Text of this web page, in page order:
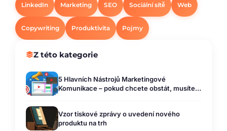
LinkedIn Marketing SEO Sociální sítě Web
Copywriting Produktivita Pojmy
Z této kategorie
5 Hlavních Nástrojů Marketingové
Komunikace – pokud chcete obstát, musíte
Vzor tiskové zprávy o uvedení nového
produktu na trh